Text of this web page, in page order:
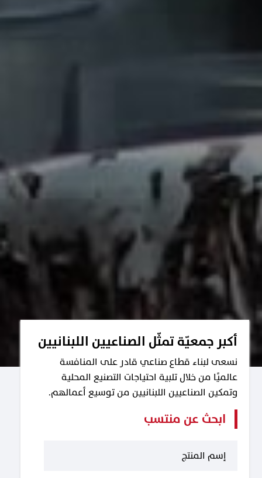
أكبر جمعيّة تمثّل الصناعيين اللبنانيين
نسعى لبناء قطاع صناعي قادر على المنافسة
عالميًا من خلال تلبية احتياجات التصنيع المحلية
وتمكين الصناعيين اللبنانيين من توسيع أعمالهم.
ابحث عن منتسب